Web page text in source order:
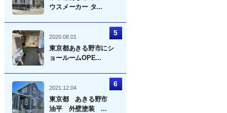
ウスメーカー タ...
2020.08.01
東京都あきる野市にシ
ョールームOPE...
2021.12.04
東京都 あきる野市
油平 外壁塗装 ...